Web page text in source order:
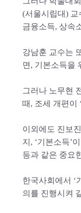
(서울시립대) 교
금융소득, 상속
강남훈 교수는
면, 기본소득을
그러나 노무현
때, 조세 개편이
이외에도 진보
지, ‘기본소득’
등과 같은 중요
한국사회에서 ‘
의를 진행시켜